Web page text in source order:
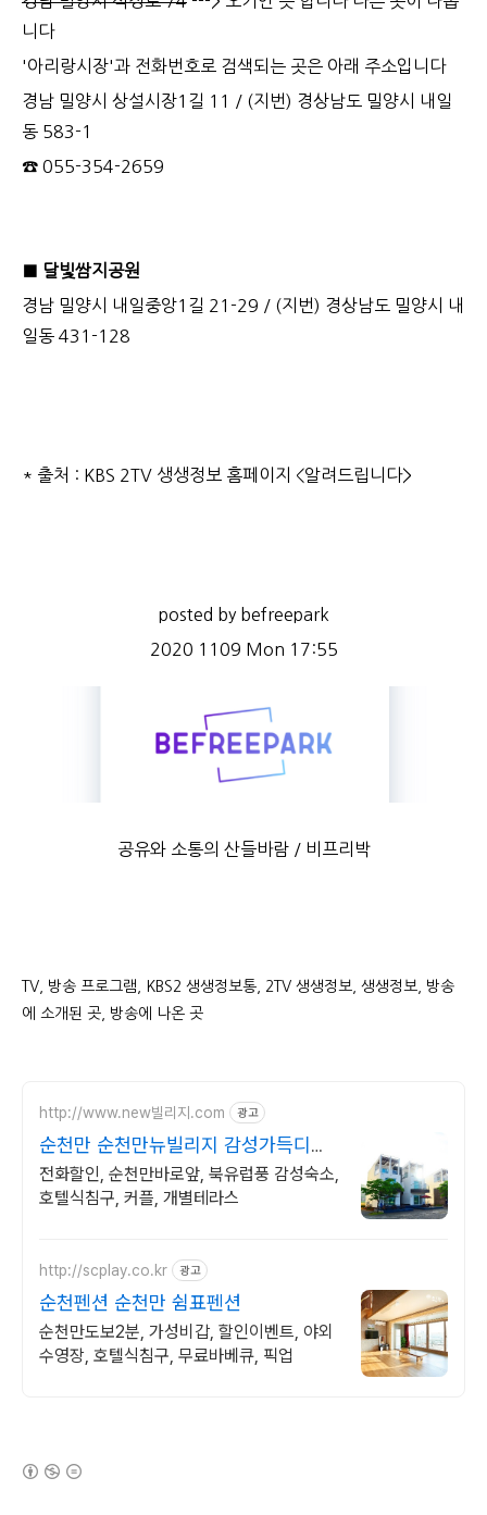
니다
'아리랑시장'과 전화번호로 검색되는 곳은 아래 주소입니다
경남 밀양시 상설시장1길 11 / (지번) 경상남도 밀양시 내일
동 583-1
☎ 055-354-2659
■ 달빛쌈지공원
경남 밀양시 내일중앙1길 21-29 / (지번) 경상남도 밀양시 내
일동 431-128
* 출처 : KBS 2TV 생생정보 홈페이지 <알려드립니다>
posted by befreepark
2020 1109 Mon 17:55
공유와 소통의 산들바람 / 비프리박
TV, 방송 프로그램, KBS2 생생정보통, 2TV 생생정보, 생생정보, 방송
에 소개된 곳, 방송에 나온 곳
http://www.new빌리지.com 광고
순천만 순천만뉴빌리지 감성가득디자
인, 프라이빗숙소
전화할인, 순천만바로앞, 북유럽풍 감성숙소,
호텔식침구, 커플, 개별테라스
http://scplay.co.kr 광고
순천펜션 순천만 쉼표펜션
순천만도보2분, 가성비갑, 할인이벤트, 야외
수영장, 호텔식침구, 무료바베큐, 픽업